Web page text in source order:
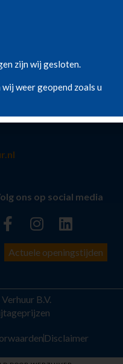
ons op social media
Actuele openingstijden
B.V.
Disclaimer
zijn wij gesloten.
weer geopend zoals u